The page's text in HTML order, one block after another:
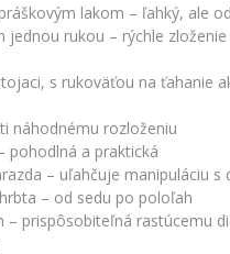
lakom – ľahký, ale
jednou rukou – rýchle
s rukoväťou na ťahanie
náhodnému rozloženiu
pohodlná a praktická
– uľahčuje manipuláciu s
– od sedu po poloľah
– prispôsobiteľná rastúcemu